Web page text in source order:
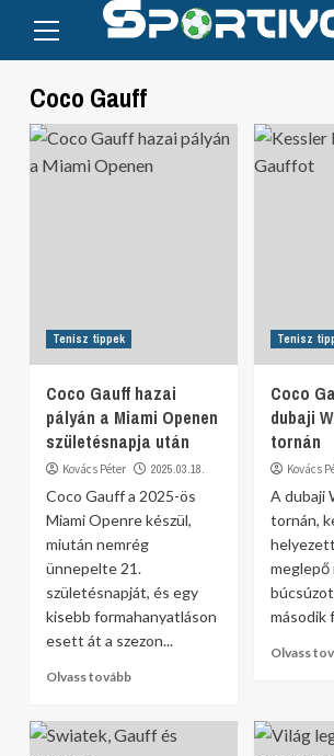
content
Menu
Coco Gauff
Tenisz tippek
Coco Gauff hazai
pályán a Miami Openen
születésnapja után
Kovács Péter 2025.03.18.
Coco Gauff a 2025-ös
Miami Openre készül,
miután nemrég
ünnepelte 21.
születésnapját, és egy
kisebb formahanyatláson
esett át a szezon...
Olvass tovább
Tenisz
Coco
dubaji
tornán
Kovács
A dubaji
tornán,
meglepő
második
Olvass